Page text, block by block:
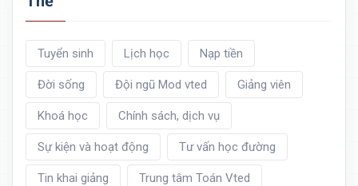
Tuyển sinh Lịch học Nạp tiền
Đời sống Đội ngũ Mod vted Giảng viên
Khoá học Chính sách, dịch vụ
Sự kiện và hoạt động Tư vấn học đường
Tin khai giảng Trung tâm Toán Vted